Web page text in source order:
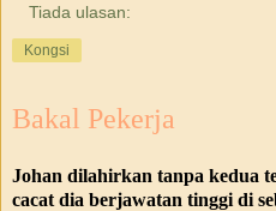
Tiada ulasan:
Kongsi
Bakal Pekerja
Johan dilahirkan tanpa kedua
cacat dia berjawatan tinggi di